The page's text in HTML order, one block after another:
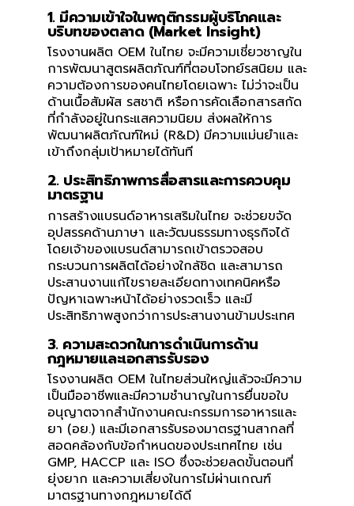
1. มีความเข้าใจในพฤติกรรมผู้บริโภคและ
บริบทของตลาด (Market Insight)
โรงงานผลิต OEM ในไทย จะมีความเชี่ยวชาญใน
การพัฒนาสูตรผลิตภัณฑ์ที่ตอบโจทย์รสนิยม และ
ความต้องการของคนไทยโดยเฉพาะ ไม่ว่าจะเป็น
ด้านเนื้อสัมผัส รสชาติ หรือการคัดเลือกสารสกัด
ที่กำลังอยู่ในกระแสความนิยม ส่งผลให้การ
พัฒนาผลิตภัณฑ์ใหม่ (R&D) มีความแม่นยำและ
เข้าถึงกลุ่มเป้าหมายได้ทันที
2. ประสิทธิภาพการสื่อสารและการควบคุม
มาตรฐาน
การสร้างแบรนด์อาหารเสริมในไทย จะช่วยขจัด
อุปสรรคด้านภาษา และวัฒนธรรมทางธุรกิจได้
โดยเจ้าของแบรนด์สามารถเข้าตรวจสอบ
กระบวนการผลิตได้อย่างใกล้ชิด และสามารถ
ประสานงานแก้ไขรายละเอียดทางเทคนิคหรือ
ปัญหาเฉพาะหน้าได้อย่างรวดเร็ว และมี
ประสิทธิภาพสูงกว่าการประสานงานข้ามประเทศ
3. ความสะดวกในการดำเนินการด้าน
กฎหมายและเอกสารรับรอง
โรงงานผลิต OEM ในไทยส่วนใหญ่แล้วจะมีความ
เป็นมืออาชีพและมีความชำนาญในการยื่นขอใบ
อนุญาตจากสำนักงานคณะกรรมการอาหารและ
ยา (อย.) และมีเอกสารรับรองมาตรฐานสากลที่
สอดคล้องกับข้อกำหนดของประเทศไทย เช่น
GMP, HACCP และ ISO ซึ่งจะช่วยลดขั้นตอนที่
ยุ่งยาก และความเสี่ยงในการไม่ผ่านเกณฑ์
มาตรฐานทางกฎหมายได้ดี